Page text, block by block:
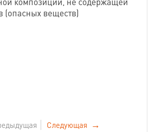
(опасных веществ)
Следующая →